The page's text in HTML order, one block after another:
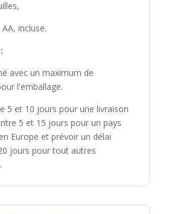
incluse.
avec un maximum de
l'emballage.
5 et 10 jours pour une livraison
5 et 15 jours pour un pays
Europe et prévoir un délai
jours pour tout autres